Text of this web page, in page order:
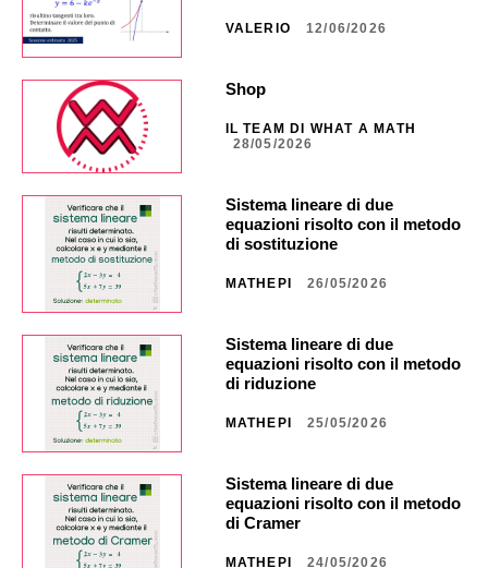
VALERIO 12/06/2026
Shop
IL TEAM DI WHAT A MATH
28/05/2026
Sistema lineare di due
equazioni risolto con il metodo
di sostituzione
MATHEPI 26/05/2026
Sistema lineare di due
equazioni risolto con il metodo
di riduzione
MATHEPI 25/05/2026
Sistema lineare di due
equazioni risolto con il metodo
di Cramer
MATHEPI 24/05/2026